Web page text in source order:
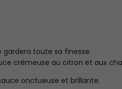
toute sa finesse.
crémeuse au citron et aux
onctueuse et brillante.